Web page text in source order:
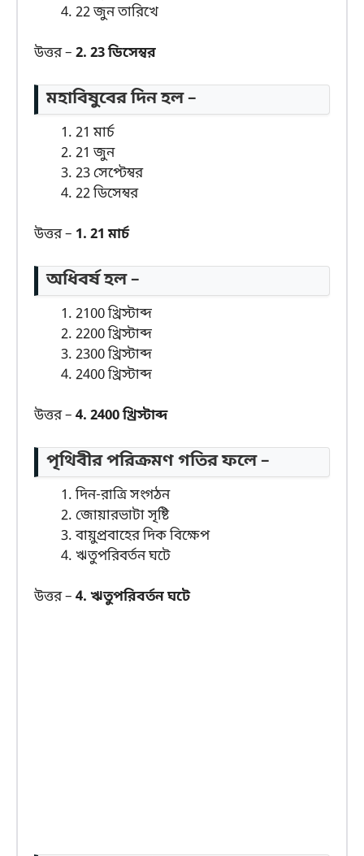
22 জুন তারিখে
উত্তর – 2. 23 ডিসেম্বর
মহাবিষুবের দিন হল –
21 মার্চ
21 জুন
23 সেপ্টেম্বর
22 ডিসেম্বর
উত্তর – 1. 21 মার্চ
অধিবর্ষ হল –
2100 খ্রিস্টাব্দ
2200 খ্রিস্টাব্দ
2300 খ্রিস্টাব্দ
2400 খ্রিস্টাব্দ
উত্তর – 4. 2400 খ্রিস্টাব্দ
পৃথিবীর পরিক্রমণ গতির ফলে –
দিন-রাত্রি সংগঠন
জোয়ারভাটা সৃষ্টি
বায়ুপ্রবাহের দিক বিক্ষেপ
ঋতুপরিবর্তন ঘটে
উত্তর – 4. ঋতুপরিবর্তন ঘটে